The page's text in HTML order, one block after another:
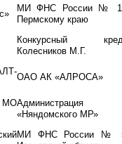
МИ ФНС России №
Пермскому краю
Конкурсный
Колесников М.Г.
ОАО АК «АЛРОСА»
МО
«Няндомского МР»
МИ ФНС России №